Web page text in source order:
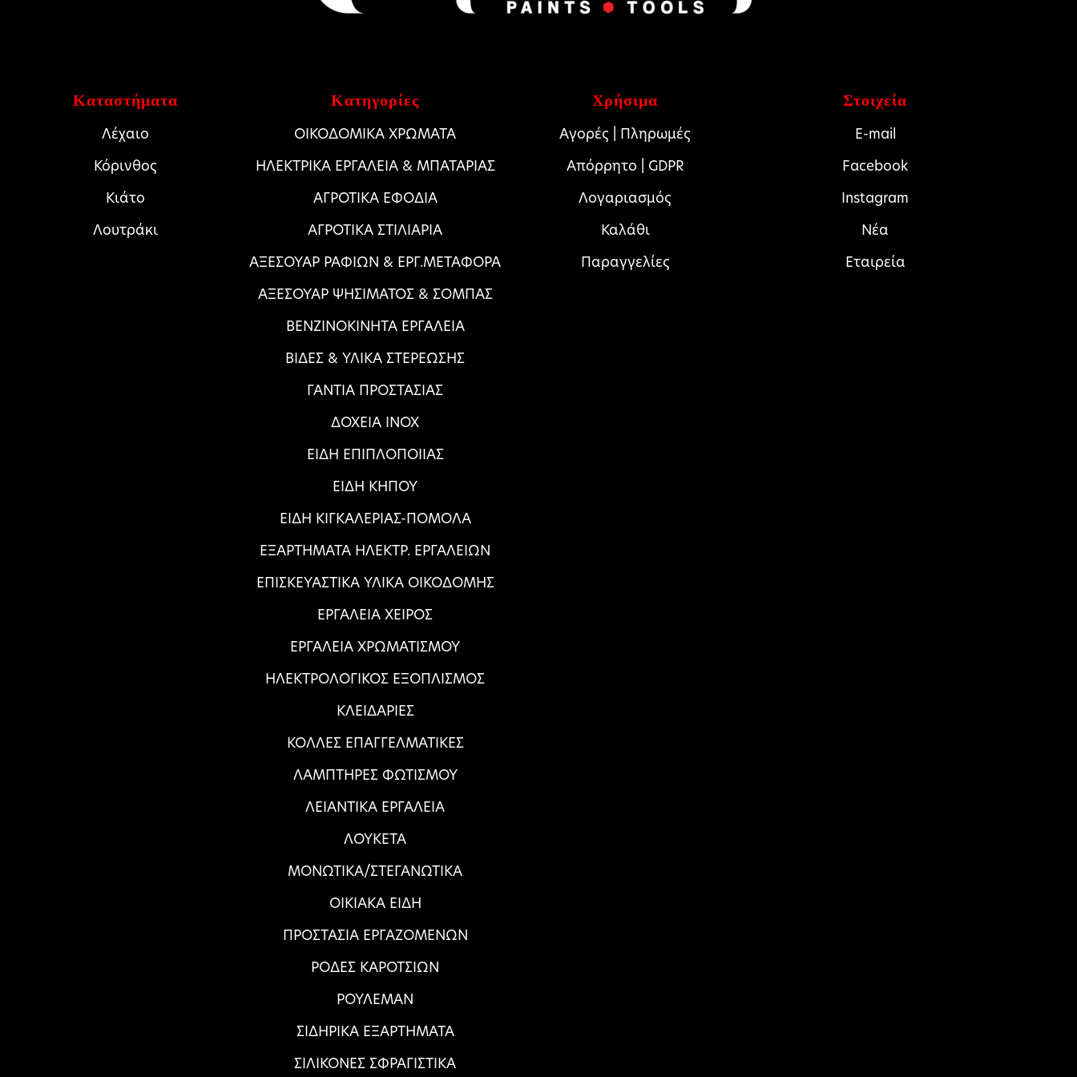
Καταστήματα
Λέχαιο
Κόρινθος
Κιάτο
Λουτράκι
Κατηγορίες
ΟΙΚΟΔΟΜΙΚΑ ΧΡΩΜΑΤΑ
HΛΕΚΤΡΙΚΑ ΕΡΓΑΛΕΙΑ & ΜΠΑΤΑΡΙΑΣ
ΑΓΡΟΤΙΚΑ ΕΦΟΔΙΑ
ΑΓΡΟΤΙΚΑ ΣΤΙΛΙΑΡΙΑ
ΑΞΕΣΟΥΑΡ ΡΑΦΙΩΝ & ΕΡΓ.ΜΕΤΑΦΟΡΑ
ΑΞΕΣΟΥΑΡ ΨΗΣΙΜΑΤΟΣ & ΣΟΜΠΑΣ
ΒΕΝΖΙΝΟΚΙΝΗΤΑ ΕΡΓΑΛΕΙΑ
ΒΙΔΕΣ & ΥΛΙΚΑ ΣΤΕΡΕΩΣΗΣ
ΓΑΝΤΙΑ ΠΡΟΣΤΑΣΙΑΣ
ΔΟΧΕΙΑ ΙΝΟΧ
ΕΙΔΗ ΕΠΙΠΛΟΠΟΙΙΑΣ
ΕΙΔΗ ΚΗΠΟΥ
ΕΙΔΗ ΚΙΓΚΑΛΕΡΙΑΣ-ΠΟΜΟΛΑ
ΕΞΑΡΤΗΜΑΤΑ ΗΛΕΚΤΡ. ΕΡΓΑΛΕΙΩΝ
ΕΠΙΣΚΕΥΑΣΤΙΚΑ ΥΛΙΚΑ ΟΙΚΟΔΟΜΗΣ
ΕΡΓΑΛΕΙΑ ΧΕΙΡΟΣ
ΕΡΓΑΛΕΙΑ ΧΡΩΜΑΤΙΣΜΟΥ
ΗΛΕΚΤΡΟΛΟΓΙΚΟΣ ΕΞΟΠΛΙΣΜΟΣ
ΚΛΕΙΔΑΡΙΕΣ
ΚΟΛΛΕΣ ΕΠΑΓΓΕΛΜΑΤΙΚΕΣ
ΛΑΜΠΤΗΡΕΣ ΦΩΤΙΣΜΟΥ
ΛΕΙΑΝΤΙΚΑ ΕΡΓΑΛΕΙΑ
ΛΟΥΚΕΤΑ
ΜΟΝΩΤΙΚΑ/ΣΤΕΓΑΝΩΤΙΚΑ
ΟΙΚΙΑΚΑ ΕΙΔΗ
ΠΡΟΣΤΑΣΙΑ ΕΡΓΑΖΟΜΕΝΩΝ
ΡΟΔΕΣ ΚΑΡΟΤΣΙΩΝ
ΡΟΥΛΕΜΑΝ
ΣΙΔΗΡΙΚΑ ΕΞΑΡΤΗΜΑΤΑ
ΣΙΛΙΚΟΝΕΣ ΣΦΡΑΓΙΣΤΙΚΑ
Χρήσιμα
Αγορές | Πληρωμές
Απόρρητο | GDPR
Λογαριασμός
Καλάθι
Παραγγελίες
Στοιχεία
E-mail
Facebook
Instagram
Νέα
Εταιρεία